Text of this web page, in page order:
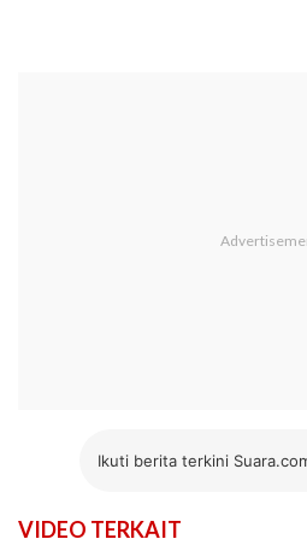
Ikuti berita terkini
VIDEO TERKAIT